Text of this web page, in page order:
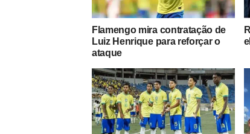
Flamengo mira contratação de
Luiz Henrique para reforçar o
ataque